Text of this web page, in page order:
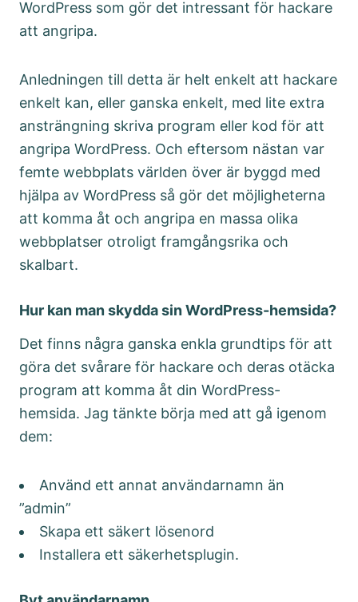
WordPress som gör det intressant för hackare
att angripa.
Anledningen till detta är helt enkelt att hackare
enkelt kan, eller ganska enkelt, med lite extra
ansträngning skriva program eller kod för att
angripa WordPress. Och eftersom nästan var
femte webbplats världen över är byggd med
hjälpa av WordPress så gör det möjligheterna
att komma åt och angripa en massa olika
webbplatser otroligt framgångsrika och
skalbart.
Hur kan man skydda sin WordPress-hemsida?
Det finns några ganska enkla grundtips för att
göra det svårare för hackare och deras otäcka
program att komma åt din WordPress-
hemsida. Jag tänkte börja med att gå igenom
dem:
Använd ett annat användarnamn än
”admin”
Skapa ett säkert lösenord
Installera ett säkerhetsplugin.